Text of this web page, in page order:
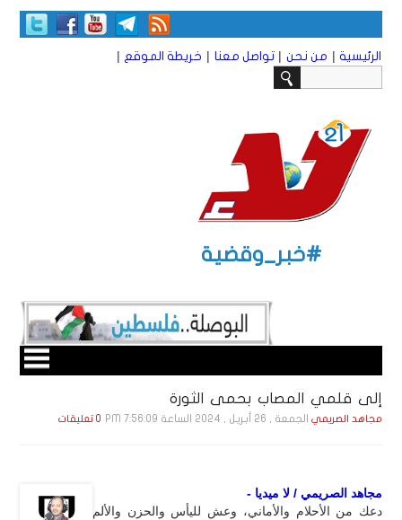
الرئيسية | من نحن | تواصل معنا | خريطة الموقع |
#خبر_وقضية
إلى قلمي المصاب بحمى الثورة
مجاهد الصريمي الجمعة , 26 أبـريـل , 2024 الساعة 7:56:09 PM 0 تعليقات
مجاهد الصريمي / لا ميديا -
دعك من الأحلام والأماني، وعش لليأس والحزن والألم